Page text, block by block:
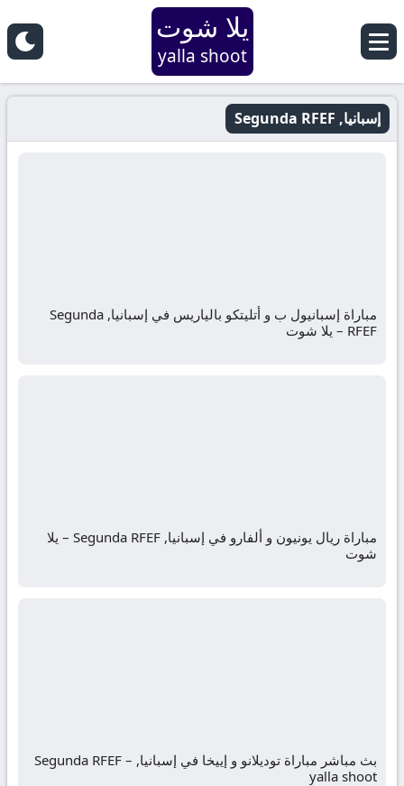
يلا شوت
yalla shoot
إسبانيا, Segunda RFEF
مباراة إسبانيول ب و أتليتكو بالياريس في إسبانيا, Segunda
RFEF – يلا شوت
مباراة ريال يونيون و ألفارو في إسبانيا, Segunda RFEF – يلا
شوت
بث مباشر مباراة توديلانو و إييخا في إسبانيا, Segunda RFEF –
yalla shoot